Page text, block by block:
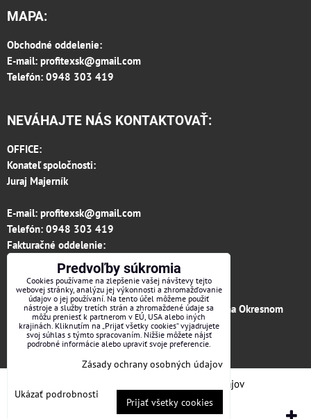
MAPA:
Obchodné oddelenie:
E-mail: profitexsk@gmail.com
Telefón: 0948 303 419
NEVÁHAJTE NÁS KONTAKTOVAŤ:
OFFICE:
Konateľ spoločnosti:
Juraj Majerník
E-mail: profitexsk@gmail.com
Telefón: 0948 303 419
Fakturačné oddelenie:
invoice.profitexsk@gmail.com
IČO: 36313157
IČ DPH: SK 2020182615
Firma je zapísaná v obchodnom registri vedenom na Okresnom
súde v Trenčíne, vložka č.12066/R odd. s.r.o.
Zásady ochrany osobných údajov
Predvoľby súkromia
Cookies používame na zlepšenie vašej návštevy tejto
webovej stránky, analýzu jej výkonnosti a zhromažďovanie
údajov o jej používaní. Na tento účel môžeme použiť
nástroje a služby tretích strán a zhromaždené údaje sa
môžu preniesť k partnerom v EÚ, USA alebo iných
krajinách. Kliknutím na „Prijať všetky cookies“ vyjadrujete
svoj súhlas s týmto spracovaním. Nižšie môžete nájsť
podrobné informácie alebo upraviť svoje preferencie.
Zásady ochrany osobných údajov
Ukázať podrobnosti
Prijať všetky cookies